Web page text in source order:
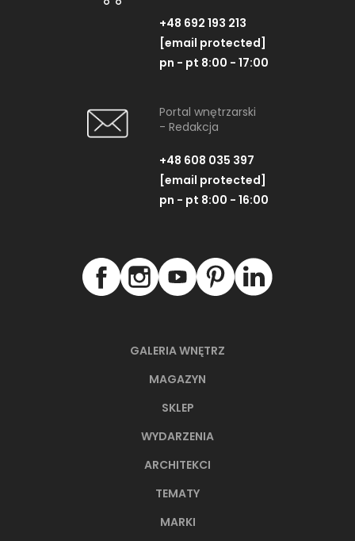
GALERIA WNĘTRZ
MAGAZYN
SKLEP
WYDARZENIA
ARCHITEKCI
TEMATY
MARKI
+48 692 193 213
[email protected]
pn - pt 8:00 - 17:00
Portal wnętrzarski
- Redakcja
+48 608 035 397
[email protected]
pn - pt 8:00 - 16:00